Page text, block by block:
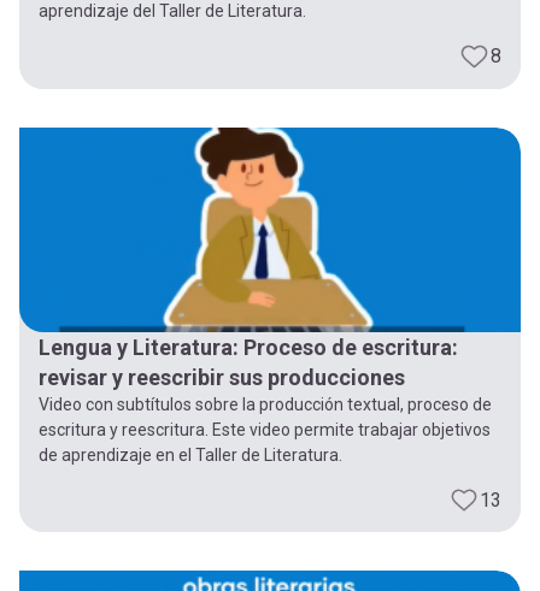
cuenta
aprendizaje del Taller de Literatura.
8
Lengua y Literatura: Proceso de escritura:
revisar y reescribir sus producciones
Video con subtítulos sobre la producción textual, proceso de
escritura y reescritura. Este video permite trabajar objetivos
de aprendizaje en el Taller de Literatura.
13